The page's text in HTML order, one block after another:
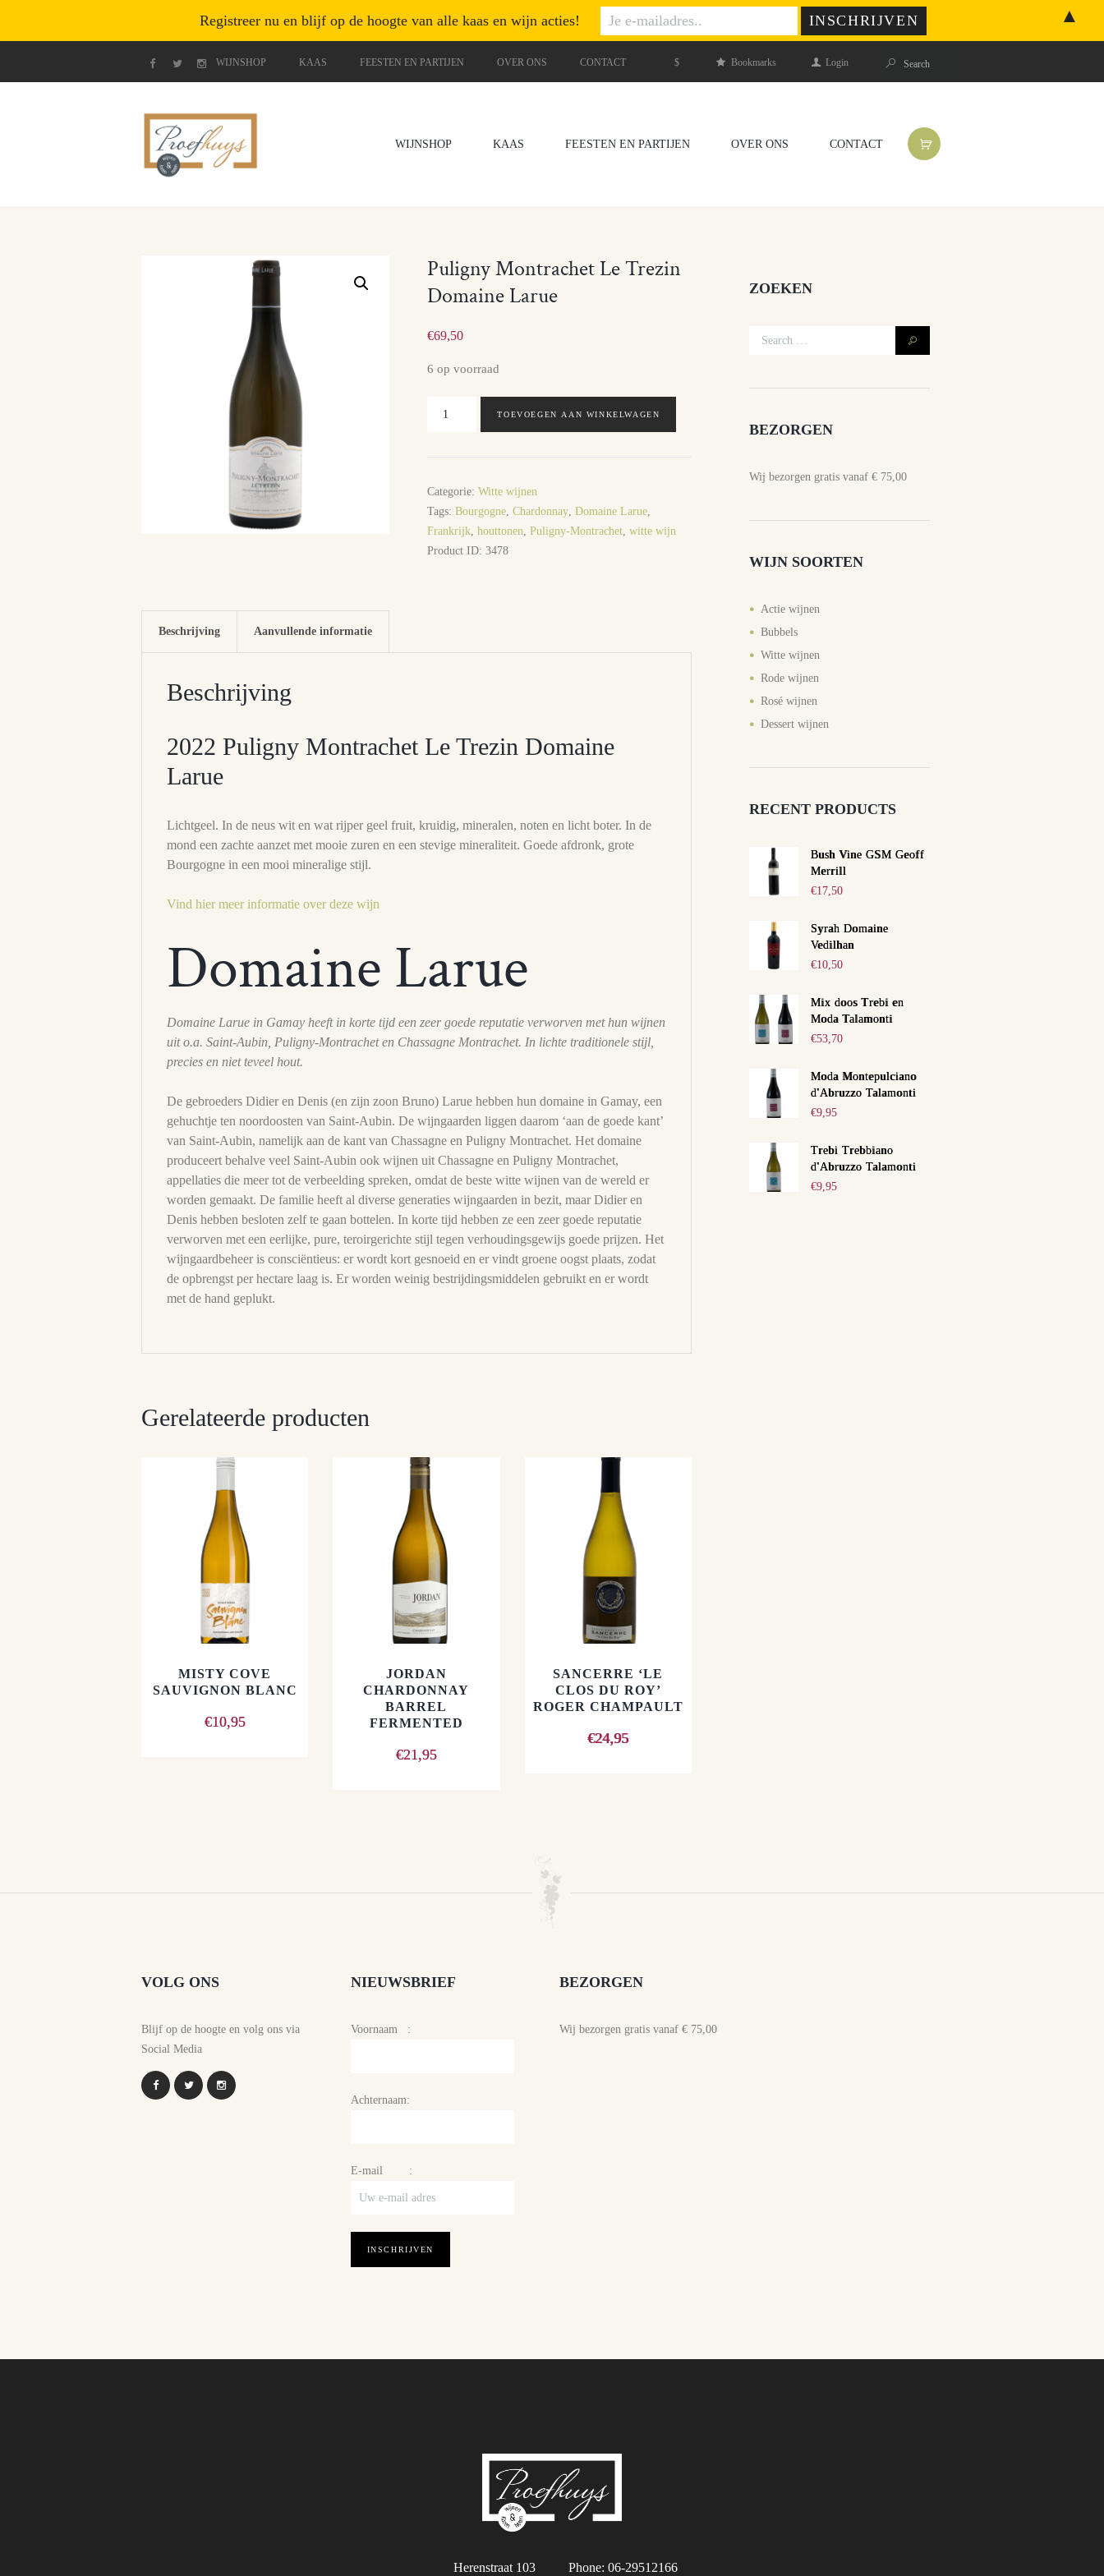
WIJNSHOP KAAS FEESTEN EN PARTIJEN OVER ONS CONTACT $ Bookmarks Login
WIJNSHOP KAAS FEESTEN EN PARTIJEN OVER ONS CONTACT
Puligny Montrachet Le Trezin
Domaine Larue
€69,50
6 op voorraad
Domaine
Larue
aantal
TOEVOEGEN AAN WINKELWAGEN
Categorie:Witte wijnen
Tags:Bourgogne ,Chardonnay ,Domaine Larue
Frankrijk ,houttonen ,Puligny-Montrachet ,witte wijn
Product ID:3478
Beschrijving Aanvullende informatie
Beschrijving
2022 Puligny Montrachet Le Trezin Domaine
Larue
Lichtgeel. In de neus wit en wat rijper geel fruit, kruidig, mineralen, noten en licht boter. In de
mond een zachte aanzet met mooie zuren en een stevige mineraliteit. Goede afdronk, grote
Bourgogne in een mooi mineralige stijl.
Vind hier meer informatie over deze wijn
Domaine Larue
Domaine Larue in Gamay heeft in korte tijd een zeer goede reputatie verworven met hun wijnen
uit o.a. Saint-Aubin, Puligny-Montrachet en Chassagne Montrachet. In lichte traditionele stijl,
precies en niet teveel hout.
De gebroeders Didier en Denis (en zijn zoon Bruno) Larue hebben hun domaine in Gamay, een
gehuchtje ten noordoosten van Saint-Aubin. De wijngaarden liggen daarom ‘aan de goede kant’
van Saint-Aubin, namelijk aan de kant van Chassagne en Puligny Montrachet. Het domaine
produceert behalve veel Saint-Aubin ook wijnen uit Chassagne en Puligny Montrachet,
appellaties die meer tot de verbeelding spreken, omdat de beste witte wijnen van de wereld er
worden gemaakt. De familie heeft al diverse generaties wijngaarden in bezit, maar Didier en
Denis hebben besloten zelf te gaan bottelen. In korte tijd hebben ze een zeer goede reputatie
verworven met een eerlijke, pure, teroirgerichte stijl tegen verhoudingsgewijs goede prijzen. Het
wijngaardbeheer is consciëntieus: er wordt kort gesnoeid en er vindt groene oogst plaats, zodat
de opbrengst per hectare laag is. Er worden weinig bestrijdingsmiddelen gebruikt en er wordt
met de hand geplukt.
Gerelateerde producten
MISTY COVE
SAUVIGNON BLANC
€10,95
JORDAN
CHARDONNAY
BARREL
FERMENTED
€21,95
SANCERRE ‘LE
CLOS DU ROY’
ROGER CHAMPAULT
€24,95
ZOEKEN
BEZORGEN
Wij bezorgen gratis vanaf € 75,00
WIJN SOORTEN
Actie wijnen
Bubbels
Witte wijnen
Rode wijnen
Rosé wijnen
Dessert wijnen
RECENT PRODUCTS
Bush Vine GSM Geoff
Merrill
€17,50
Syrah Domaine
Vedilhan
€10,50
Mix doos Trebi en
Moda Talamonti
€53,70
Moda Montepulciano
d'Abruzzo Talamonti
€9,95
Trebi Trebbiano
d'Abruzzo Talamonti
€9,95
VOLG ONS
Blijf op de hoogte en volg ons via
Social Media
NIEUWSBRIEF
Voornaam :
Achternaam:
E-mail :
BEZORGEN
Wij bezorgen gratis vanaf € 75,00
Phone: 06-29512166
Herenstraat 103
Registreer nu en blijf op de hoogte van alle kaas en wijn acties! ▲